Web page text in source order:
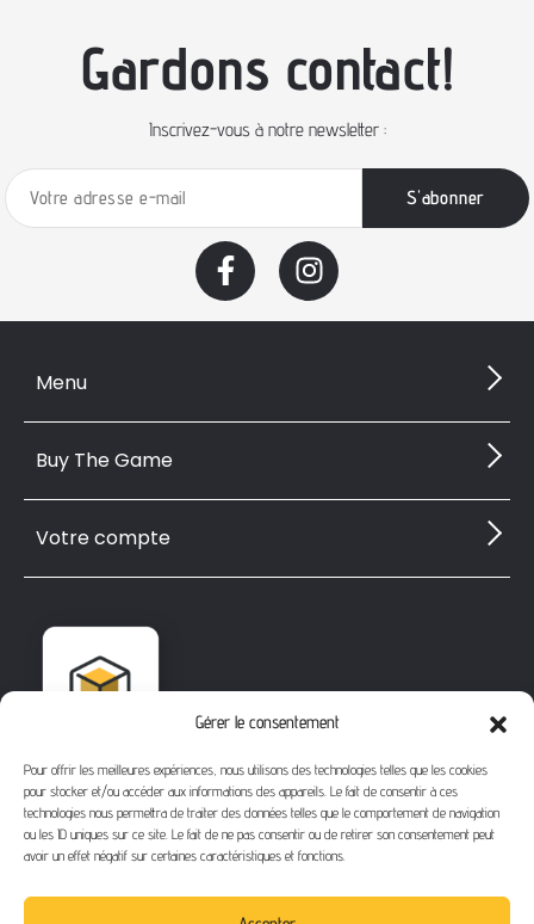
Gérer le consentement
Pour offrir les meilleures expériences, nous utilisons des technologies telles que les cookies
pour stocker et/ou accéder aux informations des appareils. Le fait de consentir à ces
technologies nous permettra de traiter des données telles que le comportement de navigation
ou les ID uniques sur ce site. Le fait de ne pas consentir ou de retirer son consentement peut
avoir un effet négatif sur certaines caractéristiques et fonctions.
Gardons contact!
Inscrivez-vous à notre newsletter :
1112 Bd Fernand Darchicourt
62110 Hénin-Beaumont
Menu
Buy The Game
Votre compte